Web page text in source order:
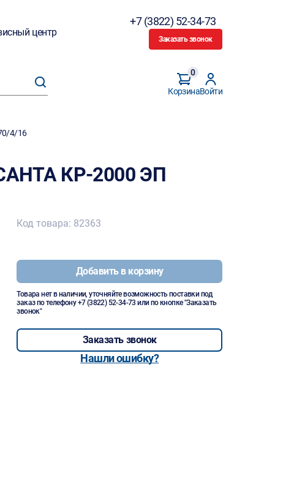
центр
+7 (3822) 52-34-73
Заказать звонок
Корзина
0
Войти
4/16
КР-2000 ЭП
Код товара: 82363
Добавить в корзину
Товара нет в наличии, уточняйте возможность поставки под
заказ по телефону+7 (3822) 52-34-73 или по кнопке "Заказать
звонок"
Заказать звонок
Нашли ошибку?